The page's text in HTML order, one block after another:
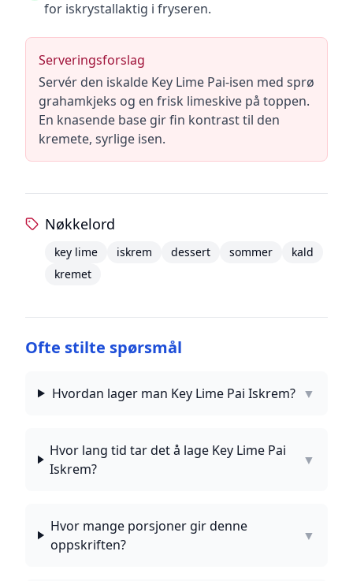
for iskrystallaktig i fryseren.
Serveringsforslag
Servér den iskalde Key Lime Pai-isen med sprø
grahamkjeks og en frisk limeskive på toppen.
En knasende base gir fin kontrast til den
kremete, syrlige isen.
Nøkkelord
key lime iskrem dessert sommer
kald
kremet
Ofte stilte spørsmål
Hvordan lager man Key Lime Pai Iskrem? ▼
Hvor lang tid tar det å lage Key Lime Pai
Iskrem?
▼
Hvor mange porsjoner gir denne
oppskriften?
▼